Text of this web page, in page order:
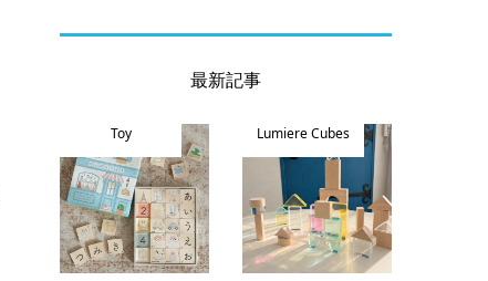
最新記事
Toy Lumiere Cubes